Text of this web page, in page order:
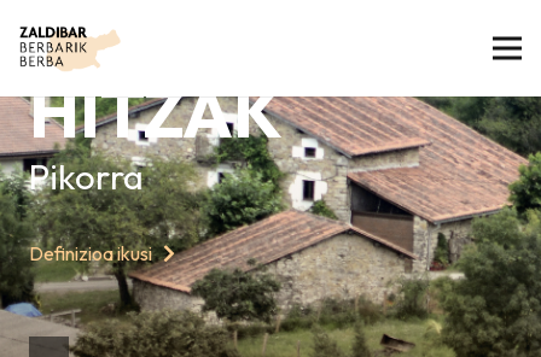
GAURKO
HITZAK
Pikorra
Definizioa ikusi